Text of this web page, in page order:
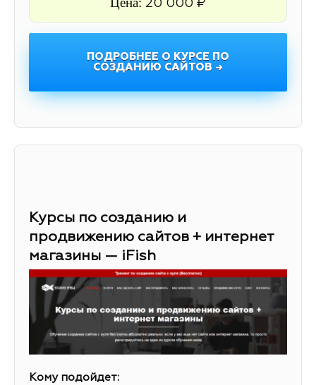
20 000 ₽
ПОДРОБНЕЕ О КУРСЕ ПО
СОЗДАНИЮ САЙТОВ →
Курсы по созданию и
продвижению сайтов + интернет
магазины — iFish
Кому подойдет: